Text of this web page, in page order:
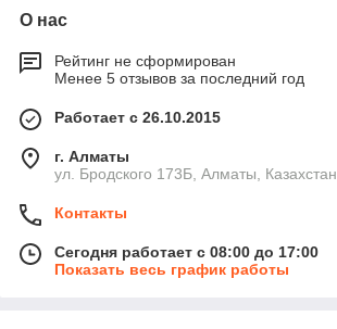
О нас
Рейтинг не сформирован
Менее 5 отзывов за последний год
Работает с 26.10.2015
г. Алматы
ул. Бродского 173Б, Алматы, Казахстан
Контакты
Сегодня работает с 08:00 до 17:00
Показать весь график работы